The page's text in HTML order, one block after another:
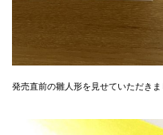
発売直前の雛人形を見せていただき